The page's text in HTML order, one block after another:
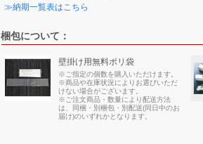
≫納期一覧表はこちら
梱包について：
壁掛け用無料ポリ袋
※ご指定の個数を購入いただけます。
※商品や在庫状況によりお選びいただ
けない場合がございます。
※ご注文商品・数量により配送方法
は、同梱・別梱包・別配送(同日中のお
届け)のいずれかとなります。